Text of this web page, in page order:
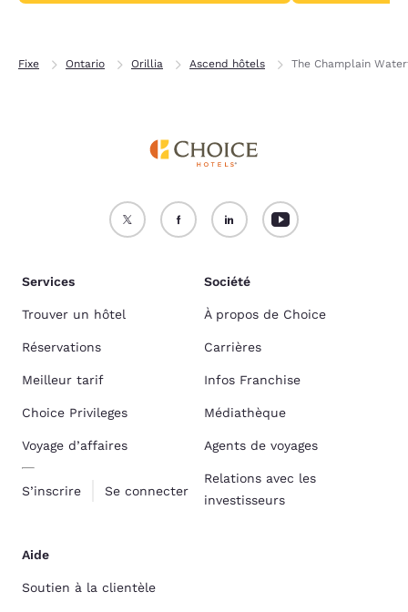
Fixe Ontario Orillia Ascend hôtels The Champlain
Services
Trouver un hôtel
Réservations
Meilleur tarif
Choice Privileges
Voyage d’affaires
S’inscrire Se connecter
Société
À propos de Choice
Carrières
Infos Franchise
Médiathèque
Agents de voyages
Relations avec les
investisseurs
Aide
Soutien à la clientèle